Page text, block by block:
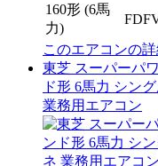
160形 (6馬
力)
このエアコンの
東芝 スーパーパ
ド形 6馬力 シン
業務用エアコン